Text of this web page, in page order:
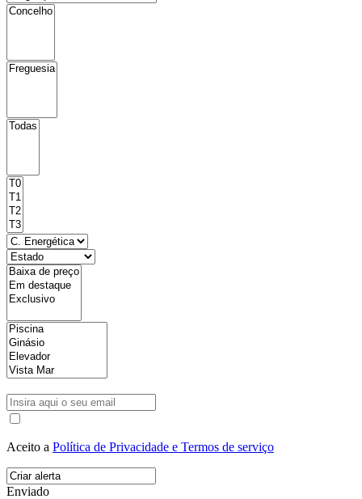
Aceito a Política de Privacidade e Termos de serviço
Enviado